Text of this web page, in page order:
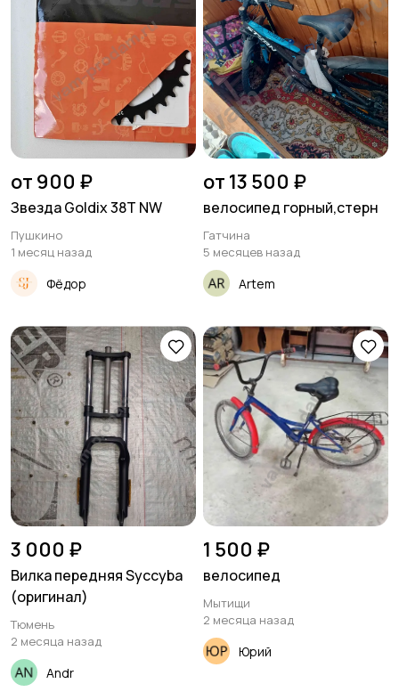
от 900 ₽
Звезда Goldix 38T NW
Пушкино
1 месяц назад
Фёдор
от 13 500 ₽
велосипед горный,стерн
Гатчина
5 месяцев назад
Artem
3 000 ₽
Вилка передняя Syccyba
(оригинал)
Тюмень
2 месяца назад
Andr
1 500 ₽
велосипед
Мытищи
2 месяца назад
Юрий